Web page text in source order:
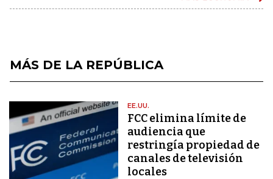
MÁS DE LA REPÚBLICA
EE.UU.
FCC elimina límite de
audiencia que
restringía propiedad de
canales de televisión
locales